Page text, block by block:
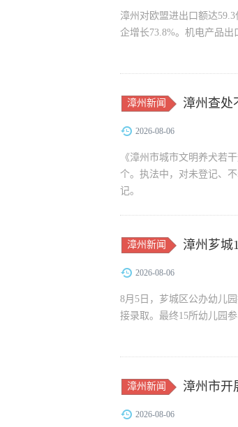
漳州对欧盟进出口额达
企增长73.8%。机电产品出
漳州新闻 漳州查处
2026-08-06
《漳州市城市文明养犬若
个。执法中，对未登记、
记。
漳州新闻 漳州芗城
2026-08-06
8月5日，芗城区公办幼儿
接录取。最终15所幼儿园
漳州新闻 漳州市开
2026-08-06